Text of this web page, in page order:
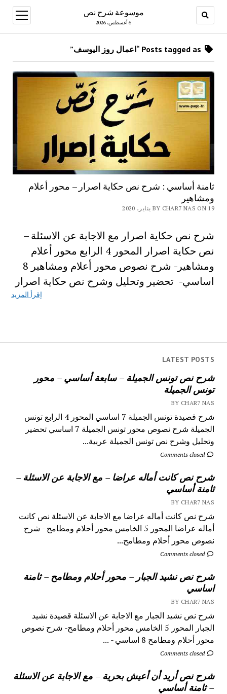
موسوعة شرح نص
6 أغسطس، 2026
open
menu
LATEST POSTS
شرح نص تونس الجميلة – سابعة أساسي – محور
تونس الجميلة
BY CHAR7 NAS
شرح قصيدة تونس الجميلة 7 اساسي المحور 4 الرابع تونس
الجميلة شرح نصوص محور تونس الجميلة 7 اساسي تحضير
وتحليل وشرح نص تونس الجميلة عربية...
Comments closed
شرح نص كانت أماله عراضا – مع الاجابة عن الاسئلة –
ثامنة أساسي
BY CHAR7 NAS
شرح نص كانت أماله عراضا مع الاجابة عن الاسئلة نص كانت
أماله عراضا المحور 5 الخامس محور أحلام ومطامح - شرح
نصوص محور أحلام ومطامح...
Comments closed
شرح نص نشيد الجبار – محور أحلام ومطامح – ثامنة
اساسي
BY CHAR7 NAS
شرح نص نشيد الجبار مع الاجابة عن الاسئلة قصيدة نشيد
الجبار المحور 5 الخامس محور أحلام ومطامح- شرح نصوص
محور أحلام ومطامح 8 اساسي - ...
Comments closed
شرح نص أريد أن أعيش بحرية – مع الاجابة عن الاسئلة
– ثامنة أساسي
ثامنة أساسي : شرح نص حكاية اصرار – محور أعلام
ومشاهير
BY CHAR7 NAS ON 19 يناير، 2020
شرح نص حكاية اصرار مع الاجابة عن الاسئلة –
نص حكاية اصرار المحور 4 الرابع محور أعلام
ومشاهير- شرح نصوص محور أعلام ومشاهير 8
اساسي- تحضير وتحليل وشرح نص حكاية اصرار
إقرأ المزيد